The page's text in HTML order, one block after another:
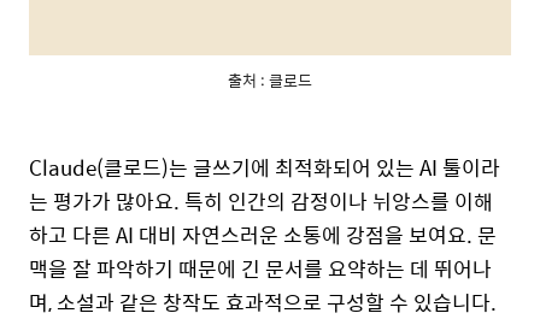
출처 : 클로드
Claude(클로드)는 글쓰기에 최적화되어 있는 AI 툴이라
는 평가가 많아요. 특히 인간의 감정이나 뉘앙스를 이해
하고 다른 AI 대비 자연스러운 소통에 강점을 보여요. 문
맥을 잘 파악하기 때문에 긴 문서를 요약하는 데 뛰어나
며, 소설과 같은 창작도 효과적으로 구성할 수 있습니다.